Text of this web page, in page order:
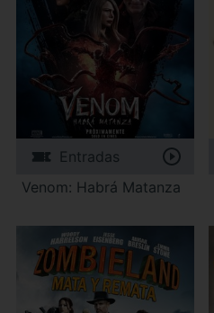
Entradas
Venom: Habrá Matanza